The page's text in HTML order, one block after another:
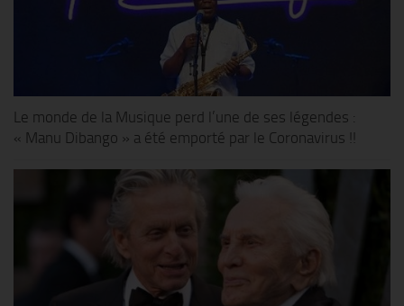
Le monde de la Musique perd l’une de ses légendes :
« Manu Dibango » a été emporté par le Coronavirus !!